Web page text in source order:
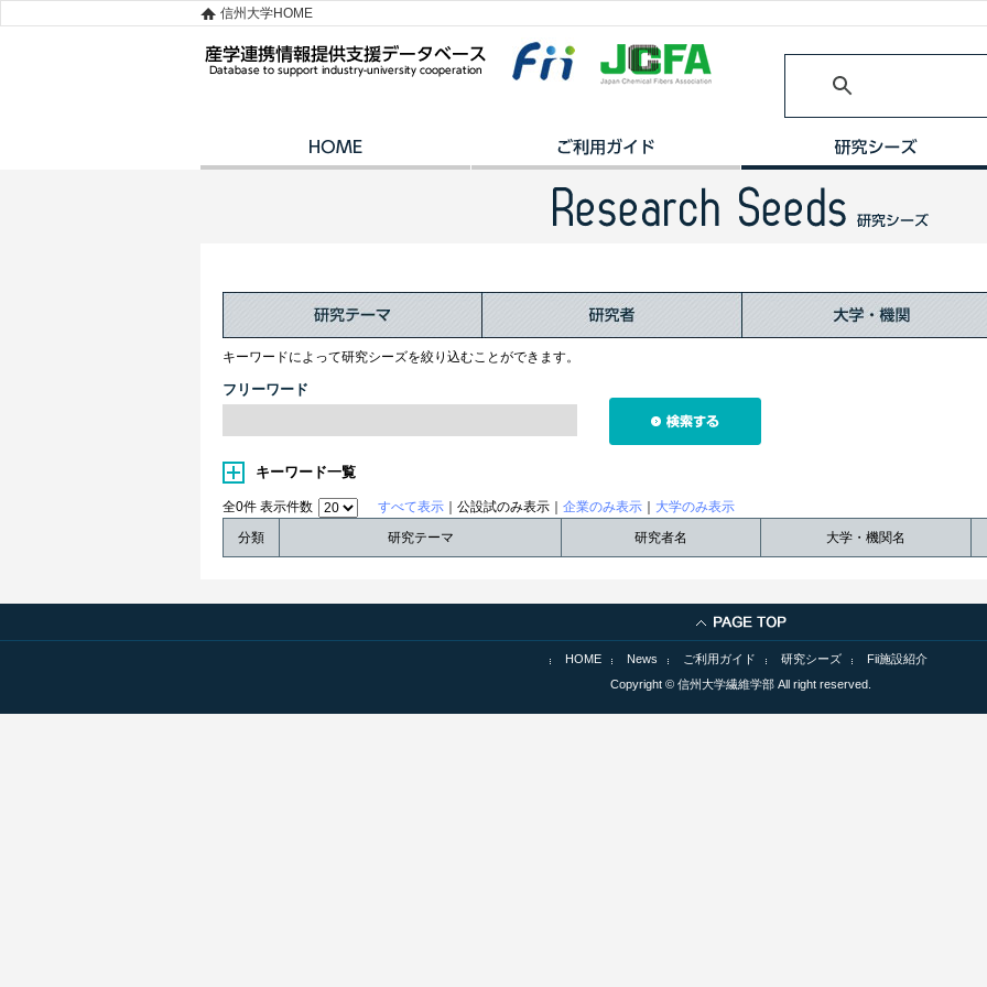
信州大学HOME
キーワードによって研究シーズを絞り込むことができます。
フリーワード
キーワード一覧
全0件 表示件数 すべて表示 ｜公設試のみ表示｜ 企業のみ表示
大学のみ表示
分類
研究テーマ 研究者名 大学・機関名
HOME News ご利用ガイド 研究シーズ
Fii施設紹介
Copyright © 信州大学繊維学部 All right reserved.